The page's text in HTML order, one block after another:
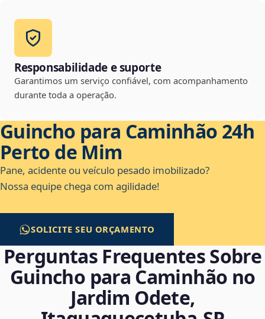
Responsabilidade e suporte
Garantimos um serviço confiável, com acompanhamento
durante toda a operação.
Guincho para Caminhão 24h
Perto de Mim
Pane, acidente ou veículo pesado imobilizado?
Nossa equipe chega com agilidade!
SOLICITE SEU ORÇAMENTO
Perguntas Frequentes Sobre
Guincho para Caminhão no
Jardim Odete,